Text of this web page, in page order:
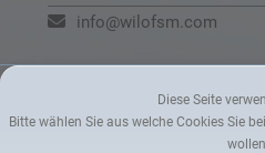
info@wilofsm.com
Diese Seite
Bitte wählen Sie aus welche Cookies Sie